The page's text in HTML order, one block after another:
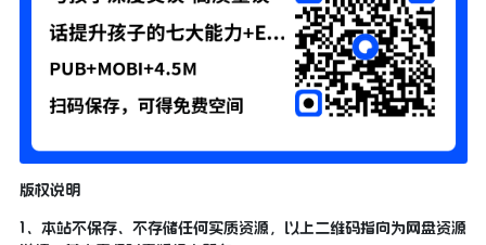
版权说明
1、本站不保存、不存储任何实质资源，以上二维码指向为网盘资源